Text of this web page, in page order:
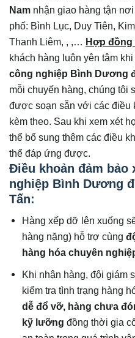
Nam nhận giao hàng tận
phố: Bình Lục, Duy Tiên,
Thanh Liêm, , ,… Hợp đồng
khách hàng luôn yên tâm
công nghiệp Bình Dương
mỗi chuyến hàng, chúng tôi
được soạn sẵn với các điều
kèm theo. Sau khi xem xét
thể bổ sung thêm các điều
thể đáp ứng được.
Điều khoản đảm bảo
nghiệp Bình Dương
Tấn:
Hàng xếp dỡ lên xuống
hàng nặng) hỗ trợ cùng
hàng hóa chuyên
Khi nhận hàng, đội giám
kiểm tra tình trạng hàng
dễ đổ vỡ, hàng chưa
kỹ lưỡng đồng thời gia